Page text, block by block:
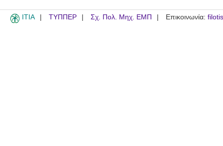
ITIA ΤΥΠΠΕΡ Σχ. Πολ. Μηχ. ΕΜΠ Επικοινωνία: